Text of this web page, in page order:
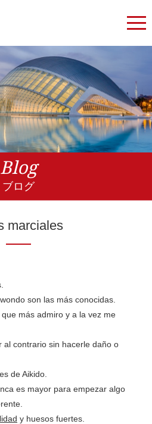
Blog
ブログ
marciales
son las más conocidas.
más admiro y a la vez me
al contrario sin hacerle daño o
de Aikido.
es mayor para empezar algo
y huesos fuertes.